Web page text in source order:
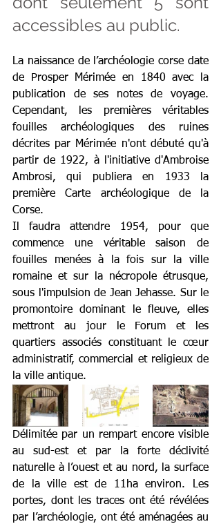
accessibles au public.
La naissance de l’archéologie corse date
de Prosper Mérimée en 1840 avec la
publication de ses notes de voyage.
Cependant, les premières véritables
fouilles archéologiques des ruines
décrites par Mérimée n'ont débuté qu'à
partir de 1922, à l'initiative d'Ambroise
Ambrosi, qui publiera en 1933 la
première Carte archéologique de la
Corse.
Il faudra attendre 1954, pour que
commence une véritable saison de
fouilles menées à la fois sur la ville
romaine et sur la nécropole étrusque,
sous l'impulsion de Jean Jehasse. Sur le
promontoire dominant le fleuve, elles
mettront au jour le Forum et les
quartiers associés constituant le cœur
administratif, commercial et religieux de
la ville antique.
Délimitée par un rempart encore visible
au sud-est et par la forte déclivité
naturelle à l’ouest et au nord, la surface
de la ville est de 11ha environ. Les
portes, dont les traces ont été révélées
par l’archéologie, ont été aménagées au